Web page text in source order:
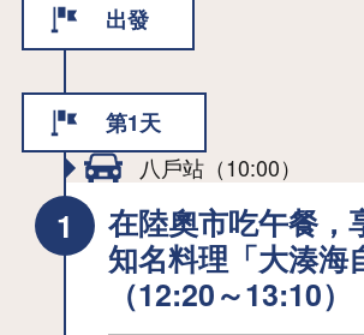
出發
第1天
八戶站（10:00）
在陸奧市吃午餐，
知名料理「大湊海
（12:20～13:10）